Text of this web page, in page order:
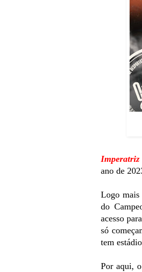
Imperatriz
ano de
Logo
do
acesso
só
tem
Por aqui,